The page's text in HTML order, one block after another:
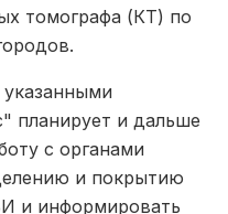
томографа (КТ) по
планирует и дальше
с органами
и покрытию
и информировать